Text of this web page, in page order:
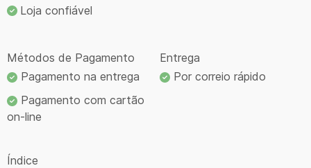
Loja confiável
Métodos de Pagamento
Pagamento na entrega
Pagamento com cartão
on-line
Entrega
Por correio rápido
Índice